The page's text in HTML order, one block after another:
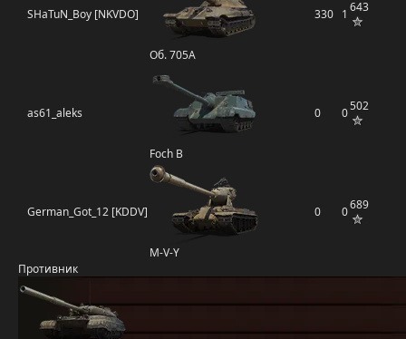
SHaTuN_Boy [NKVDO]
Об. 705А
330 1 643
as61_aleks
Foch B
0 0502
German_Got_12 [KDDV]
M-V-Y
0 0689
Противник